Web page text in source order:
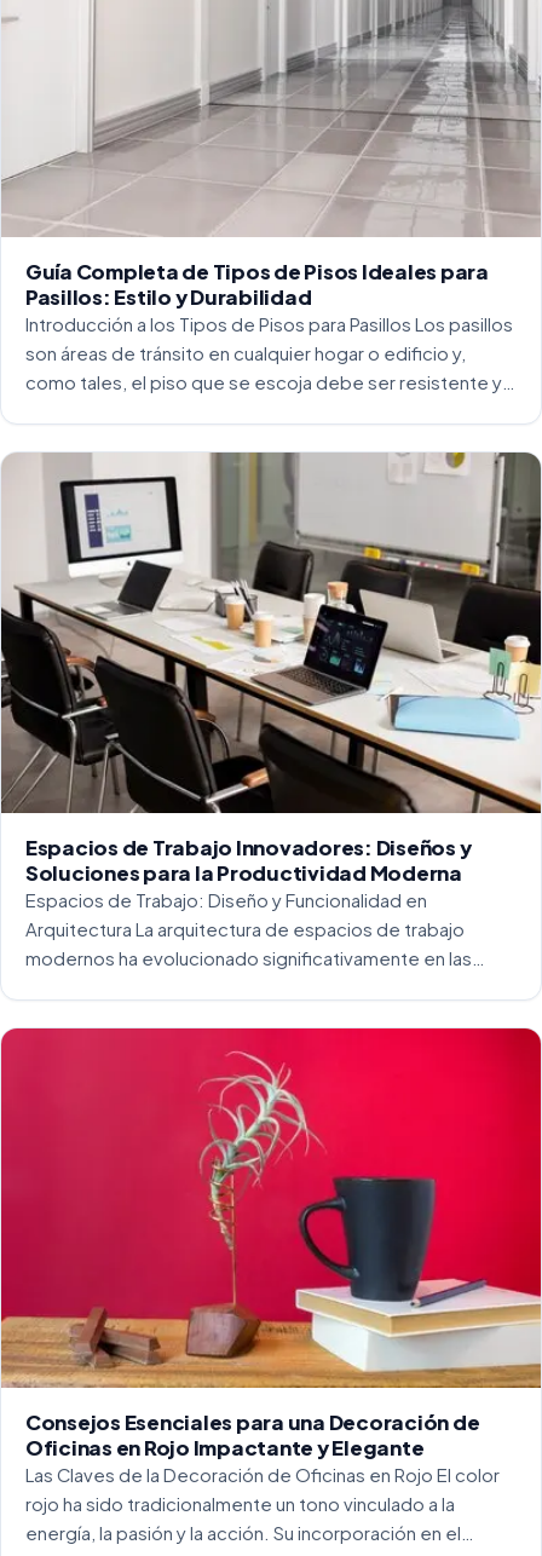
Guía Completa de Tipos de Pisos Ideales para
Pasillos: Estilo y Durabilidad
Introducción a los Tipos de Pisos para Pasillos Los pasillos
son áreas de tránsito en cualquier hogar o edificio y,
como tales, el piso que se escoja debe ser resistente y
Espacios de Trabajo Innovadores: Diseños y
Soluciones para la Productividad Moderna
Espacios de Trabajo: Diseño y Funcionalidad en
Arquitectura La arquitectura de espacios de trabajo
modernos ha evolucionado significativamente en las
Consejos Esenciales para una Decoración de
Oficinas en Rojo Impactante y Elegante
Las Claves de la Decoración de Oficinas en Rojo El color
rojo ha sido tradicionalmente un tono vinculado a la
energía, la pasión y la acción. Su incorporación en el